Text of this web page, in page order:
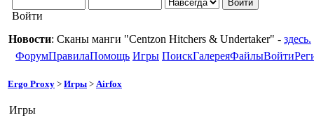
Войти
Новости: Сканы манги "Centzon Hitchers & Undertaker" - здесь.
ФорумПравилаПомощь Игры ПоискГалереяФайлыВойти
Ergo Proxy > Игры > Airfox
Игры